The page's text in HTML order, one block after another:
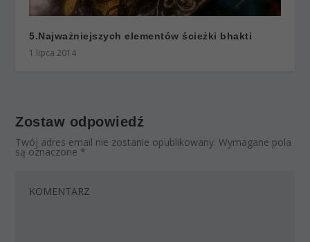
5.Najważniejszych elementów ścieżki bhakti
1 lipca 2014
Zostaw odpowiedź
Twój adres email nie zostanie opublikowany. Wymagane pola
są oznaczone *